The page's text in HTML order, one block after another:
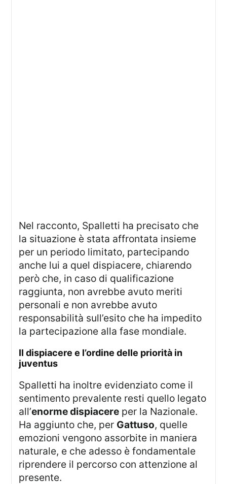
Nel racconto, Spalletti ha precisato che
la situazione è stata affrontata insieme
per un periodo limitato, partecipando
anche lui a quel dispiacere, chiarendo
però che, in caso di qualificazione
raggiunta, non avrebbe avuto meriti
personali e non avrebbe avuto
responsabilità sull’esito che ha impedito
la partecipazione alla fase mondiale.
il dispiacere e l’ordine delle priorità in
juventus
Spalletti ha inoltre evidenziato come il
sentimento prevalente resti quello legato
all’enorme dispiacere per la Nazionale.
Ha aggiunto che, per Gattuso, quelle
emozioni vengono assorbite in maniera
naturale, e che adesso è fondamentale
riprendere il percorso con attenzione al
presente.